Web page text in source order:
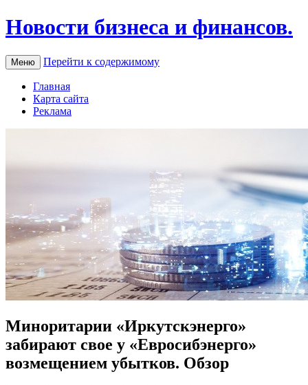
Новости бизнеса и финансов.
Меню Перейти к содержимому
Главная
Карта сайта
Реклама
Миноритарии «Иркутскэнерго»
забирают свое у «Евросибэнерго»
возмещением убытков. Обзор